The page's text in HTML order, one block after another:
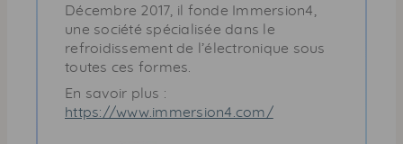
Décembre 2017, il fonde Immersion4,
une société spécialisée dans le
refroidissement de l’électronique sous
toutes ces formes.
En savoir plus :
https://www.immersion4.com/